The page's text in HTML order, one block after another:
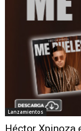
Lanzamientos
Héctor Xpinoza